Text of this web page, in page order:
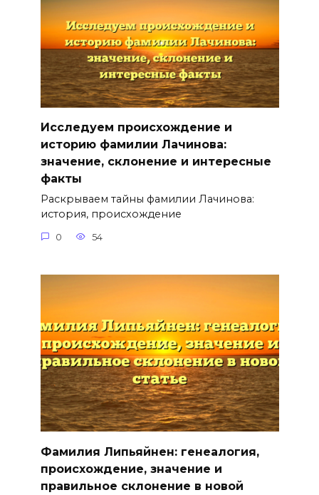
Исследуем происхождение и
историю фамилии Лачинова:
значение, склонение и интересные
факты
Раскрываем тайны фамилии Лачинова:
история, происхождение
0 54
Фамилия Липьяйнен: генеалогия,
происхождение, значение и
правильное склонение в новой